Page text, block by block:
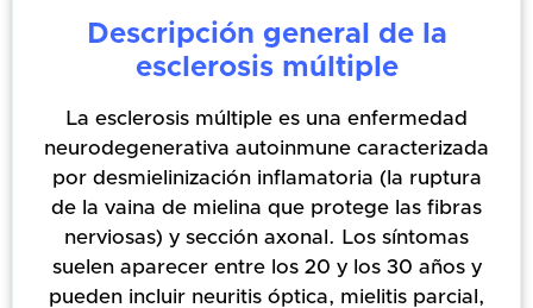
Descripción general de la
esclerosis múltiple
La esclerosis múltiple es una enfermedad
neurodegenerativa autoinmune caracterizada
por desmielinización inflamatoria (la ruptura
de la vaina de mielina que protege las fibras
nerviosas) y sección axonal. Los síntomas
suelen aparecer entre los 20 y los 30 años y
pueden incluir neuritis óptica, mielitis parcial,